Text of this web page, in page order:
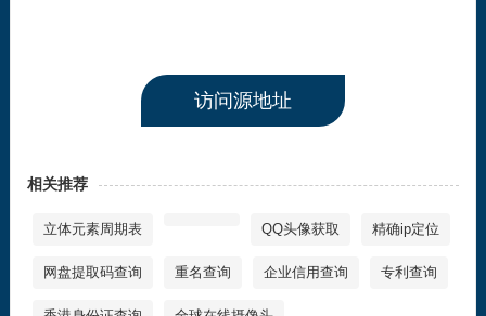
访问源地址
相关推荐
立体元素周期表 QQ头像获取 精确ip定位
网盘提取码查询 重名查询 企业信用查询 专利查询